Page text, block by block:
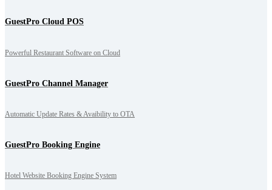
GuestPro Cloud POS
Powerful Restaurant Software on Cloud
GuestPro Channel Manager
Automatic Update Rates & Avaibility to OTA
GuestPro Booking Engine
Hotel Website Booking Engine System